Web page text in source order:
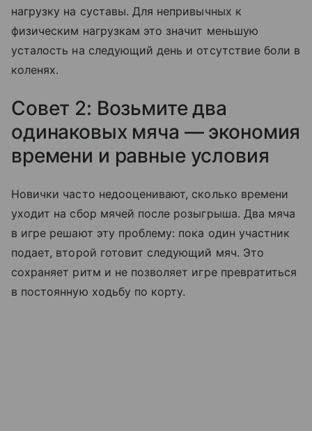
нагрузку на суставы. Для непривычных к
физическим нагрузкам это значит меньшую
усталость на следующий день и отсутствие боли в
коленях.
Совет 2: Возьмите два
одинаковых мяча — экономия
времени и равные условия
Новички часто недооценивают, сколько времени
уходит на сбор мячей после розыгрыша. Два мяча
в игре решают эту проблему: пока один участник
подает, второй готовит следующий мяч. Это
сохраняет ритм и не позволяет игре превратиться
в постоянную ходьбу по корту.